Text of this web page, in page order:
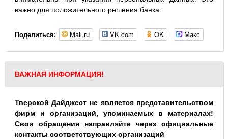
важно для положительного решения банка.
Поделиться: Mail.ru VK.com OK Макс
ВАЖНАЯ ИНФОРМАЦИЯ!
Тверской Дайджест не является представительством
фирм и организаций, упоминаемых в материалах!
Свои обращения направляйте через официальные
контакты соответствующих организаций